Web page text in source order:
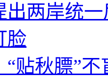
出两岸统
脸
贴秋膘”不